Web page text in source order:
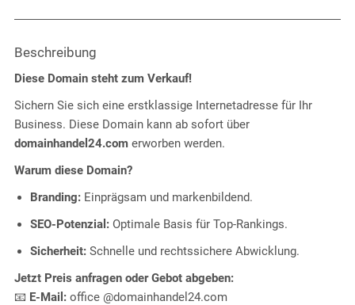
Beschreibung
Diese Domain steht zum Verkauf!
Sichern Sie sich eine erstklassige Internetadresse für Ihr
Business. Diese Domain kann ab sofort über
domainhandel24.com erworben werden.
Warum diese Domain?
Branding: Einprägsam und markenbildend.
SEO-Potenzial: Optimale Basis für Top-Rankings.
Sicherheit: Schnelle und rechtssichere Abwicklung.
Jetzt Preis anfragen oder Gebot abgeben:
📧 E-Mail: office @domainhandel24.com